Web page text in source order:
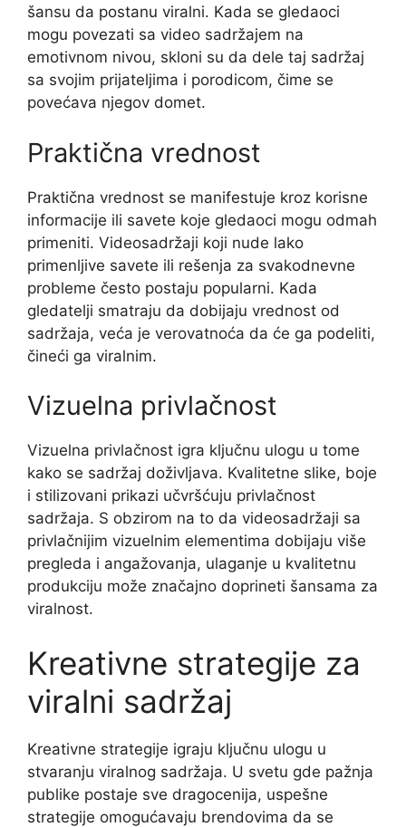
šansu da postanu viralni. Kada se gledaoci
mogu povezati sa video sadržajem na
emotivnom nivou, skloni su da dele taj sadržaj
sa svojim prijateljima i porodicom, čime se
povećava njegov domet.
Praktična vrednost
Praktična vrednost se manifestuje kroz korisne
informacije ili savete koje gledaoci mogu odmah
primeniti. Videosadržaji koji nude lako
primenljive savete ili rešenja za svakodnevne
probleme često postaju popularni. Kada
gledatelji smatraju da dobijaju vrednost od
sadržaja, veća je verovatnoća da će ga podeliti,
čineći ga viralnim.
Vizuelna privlačnost
Vizuelna privlačnost igra ključnu ulogu u tome
kako se sadržaj doživljava. Kvalitetne slike, boje
i stilizovani prikazi učvršćuju privlačnost
sadržaja. S obzirom na to da videosadržaji sa
privlačnijim vizuelnim elementima dobijaju više
pregleda i angažovanja, ulaganje u kvalitetnu
produkciju može značajno doprineti šansama za
viralnost.
Kreativne strategije za
viralni sadržaj
Kreativne strategije igraju ključnu ulogu u
stvaranju viralnog sadržaja. U svetu gde pažnja
publike postaje sve dragocenija, uspešne
strategije omogućavaju brendovima da se